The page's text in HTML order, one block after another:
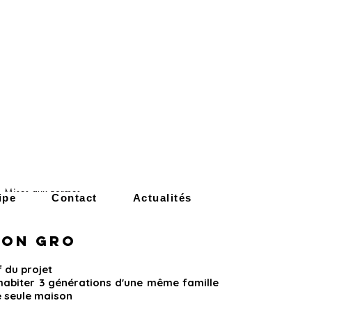
Contact Actualités
Mises aux normes
GRO
du projet
3 générations d'une même famille
seule maison